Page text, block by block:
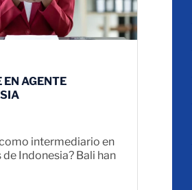
AGENTE
intermediario en
Indonesia? Bali han